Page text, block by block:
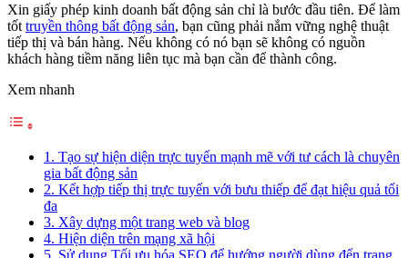
Xin giấy phép kinh doanh bất động sản chỉ là bước đầu tiên. Để làm
tốt truyền thông bất động sản, bạn cũng phải nắm vững nghệ thuật
tiếp thị và bán hàng. Nếu không có nó bạn sẽ không có nguồn
khách hàng tiềm năng liên tục mà bạn cần để thành công.
Xem nhanh
1. Tạo sự hiện diện trực tuyến mạnh mẽ với tư cách là chuyên
gia bất động sản
2. Kết hợp tiếp thị trực tuyến với bưu thiếp để đạt hiệu quả tối
đa
3. Xây dựng một trang web và blog
4. Hiện diện trên mạng xã hội
5. Sử dụng Tối ưu hóa SEO để hướng người dùng đến trang